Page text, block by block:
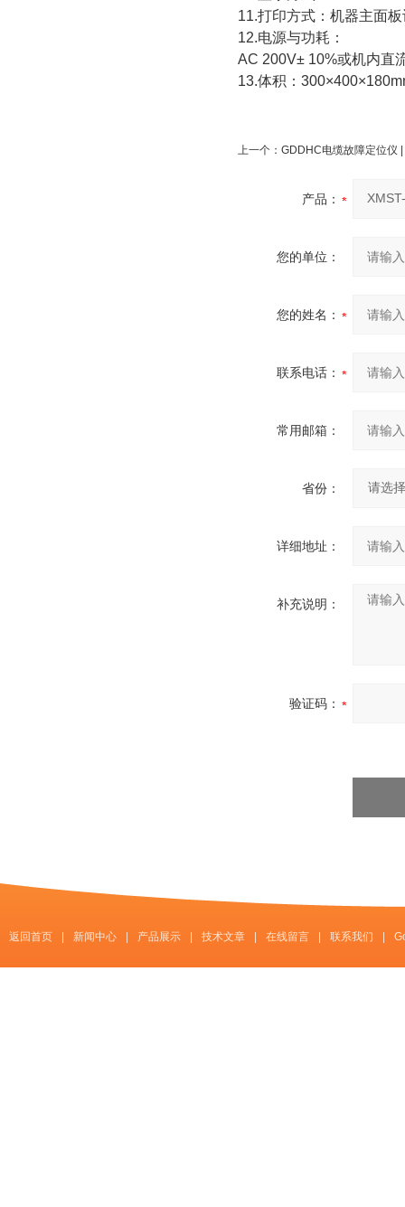
11.打印方式：机器主面
12.电源与功耗：
AC 200V± 10%或机内直
13.体积：
上一个： GDDHC电缆故障定位仪
产品：
您的单位：
您的姓名：
联系电话：
常用邮箱：
省份：
详细地址：
补充说明：
验证码：
返回首页 新闻中心 产品展示 技术文章 在线留言 联系我们